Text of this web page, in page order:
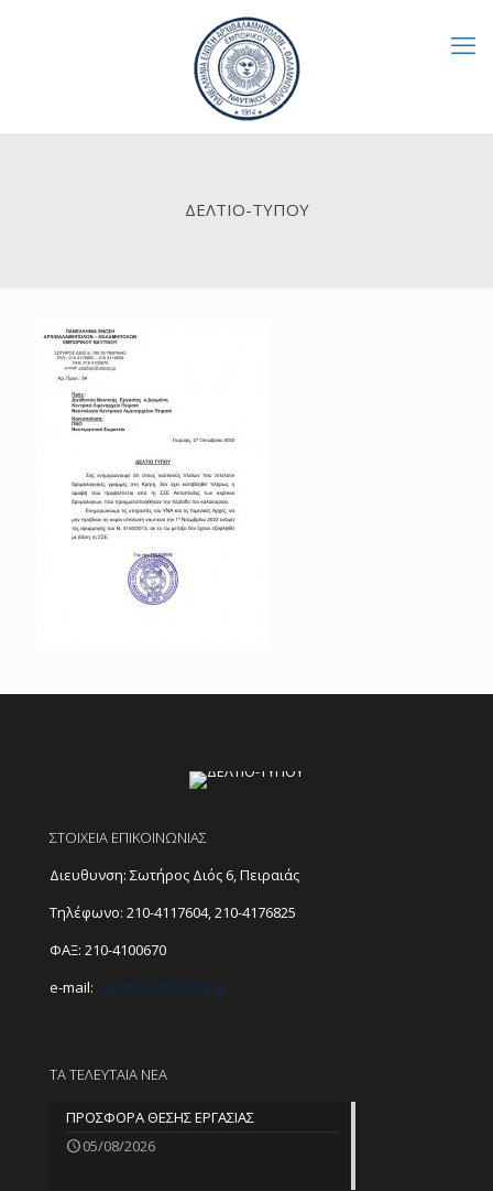
ΔΕΛΤΙΟ-ΤΥΠΟΥ
ΣΤΟΙΧΕΙΑ ΕΠΙΚΟΙΝΩΝΙΑΣ
Διευθυνση: Σωτήρος Διός 6, Πειραιάς
Τηλέφωνο: 210-4117604,210-4176825
ΦΑΞ: 210-4100670
e-mail: peathen@otenet.gr
ΤΑ ΤΕΛΕΥΤΑΙΑ ΝΕΑ
ΠΡΟΣΦΟΡΑ ΘΕΣΗΣ ΕΡΓΑΣΙΑΣ
05/08/2026